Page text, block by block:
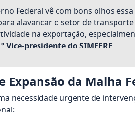
Federal vê com bons olhos
alavancar o setor de
na exportação,
Vice-presidente do SIMEFRE
Expansão da Malha
necessidade urgente de